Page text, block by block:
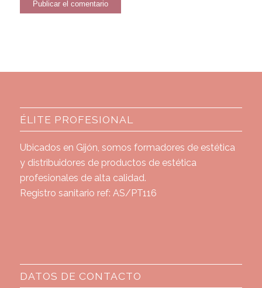
ÉLITE PROFESIONAL
Ubicados en Gijón, somos formadores de estética
y distribuidores de productos de estética
profesionales de alta calidad.
Registro sanitario ref: AS/PT116
DATOS DE CONTACTO